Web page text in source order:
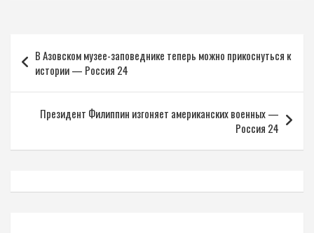
по
записям
В Азовском музее-заповеднике теперь можно прикоснуться к
истории — Россия 24
Президент Филиппин изгоняет американских военных —
Россия 24